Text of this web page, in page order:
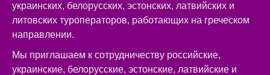
украинских, белорусских, эстонских, латвийских и
литовских туроператоров, работающих на греческом
направлении.
Мы приглашаем к сотрудничеству российские,
украинские, белорусские, эстонские, латвийские и